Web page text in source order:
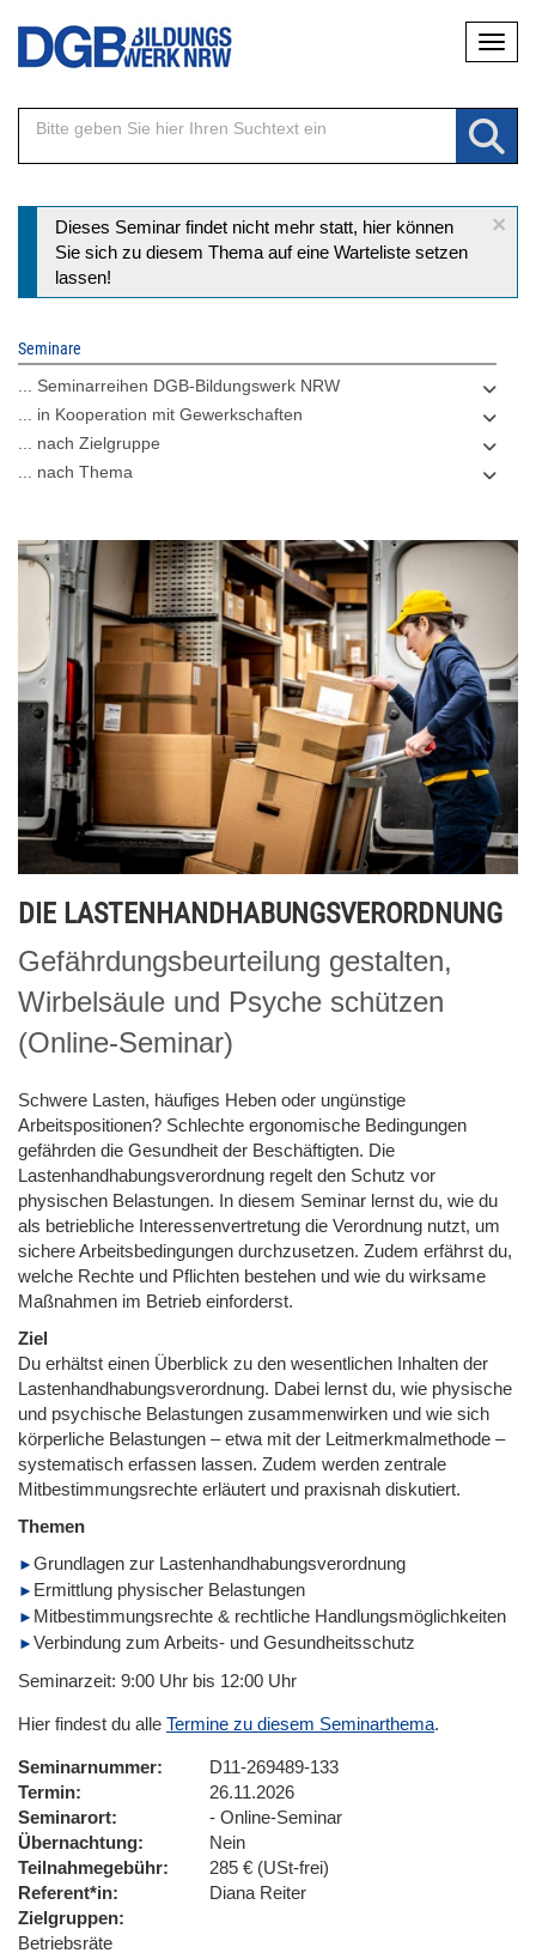
Direkt
Inhalt
×
Statusmeldung
Dieses Seminar findet nicht mehr statt, hier können
Sie sich zu diesem Thema auf eine Warteliste setzen
lassen!
Seminare
... Seminarreihen DGB-Bildungswerk NRW
... in Kooperation mit Gewerkschaften
... nach Zielgruppe
... nach Thema
DIE LASTENHANDHABUNGSVERORDNUNG
Gefährdungsbeurteilung gestalten,
Wirbelsäule und Psyche schützen
(Online-Seminar)
Schwere Lasten, häufiges Heben oder ungünstige
Arbeitspositionen? Schlechte ergonomische Bedingungen
gefährden die Gesundheit der Beschäftigten. Die
Lastenhandhabungsverordnung regelt den Schutz vor
physischen Belastungen. In diesem Seminar lernst du, wie du
als betriebliche Interessenvertretung die Verordnung nutzt, um
sichere Arbeitsbedingungen durchzusetzen. Zudem erfährst du,
welche Rechte und Pflichten bestehen und wie du wirksame
Maßnahmen im Betrieb einforderst.
Ziel
Du erhältst einen Überblick zu den wesentlichen Inhalten der
Lastenhandhabungsverordnung. Dabei lernst du, wie physische
und psychische Belastungen zusammenwirken und wie sich
körperliche Belastungen – etwa mit der Leitmerkmalmethode –
systematisch erfassen lassen. Zudem werden zentrale
Mitbestimmungsrechte erläutert und praxisnah diskutiert.
Themen
Grundlagen zur Lastenhandhabungsverordnung
Ermittlung physischer Belastungen
Mitbestimmungsrechte & rechtliche Handlungsmöglichkeiten
Verbindung zum Arbeits- und Gesundheitsschutz
Seminarzeit: 9:00 Uhr bis 12:00 Uhr
Hier findest du alle Termine zu diesem Seminarthema.
Seminarnummer
D11-269489-133
Termin
26.11.2026
Seminarort
- Online-Seminar
Übernachtung
Nein
Teilnahmegebühr
285 € (USt-frei)
Referent*in
Diana Reiter
Zielgruppen
Betriebsräte